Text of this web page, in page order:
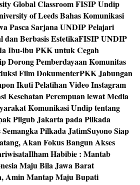
Global Classroom FISIP Undip
of Leeds Bahas Komunikasi
Pasca Sarjana UNDIP Pelajari
Berbasis EstetikaFISIP UNDIP
Ibu-ibu PKK untuk Cegah
Dorong Pemberdayaan Komunitas
Film DokumenterPKK Jabungan
Ikuti Pelatihan Video Instagram
Kesehatan Perempuan lewat Media
Komunikasi Undip tentang
Pilgub Jakarta pada Pilkada
Pilkada JatimSuyono Siap
Akan Fokus Bangun Akses
Ilham Habibie : Mantab
Maju Bila Jawa Barat
Amin Mantap Maju Bupati